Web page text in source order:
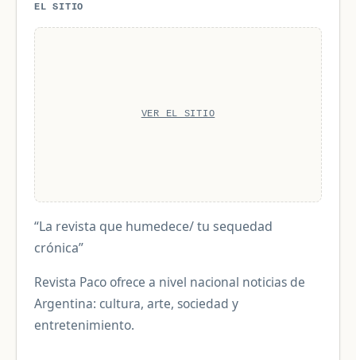
EL SITIO
VER EL SITIO
“La revista que humedece/ tu sequedad
crónica”
Revista Paco ofrece a nivel nacional noticias de
Argentina: cultura, arte, sociedad y
entretenimiento.